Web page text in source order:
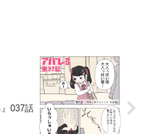
』037話